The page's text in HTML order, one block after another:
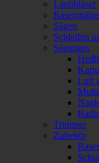
Laubbläser
Sägen
Schleifen
Sonstiges
Luft
Trimmer
Zubehör